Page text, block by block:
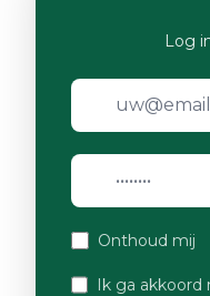
Log
Onthoud mij
Ik ga akkoord